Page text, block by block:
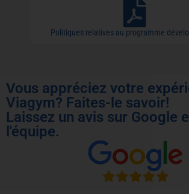
Politiques relatives au programme
Vous appréciez votre
Viagym? Faites-le savoir!
Laissez un avis sur Google
l'équipe.